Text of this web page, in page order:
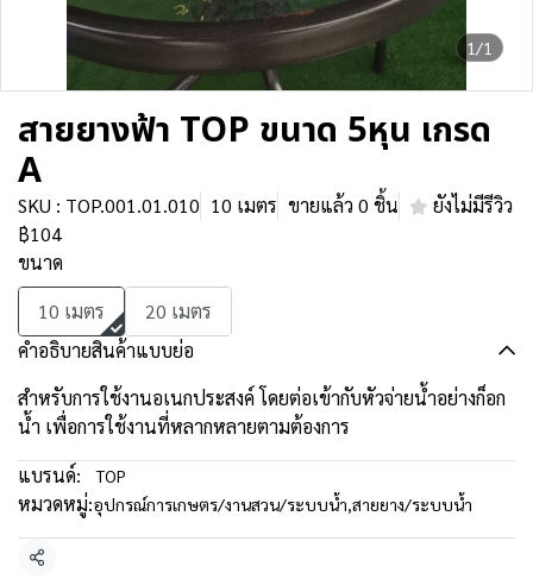
1/1
สายยางฟ้า TOP ขนาด 5หุน เกรด
A
SKU : TOP.001.01.010 10 เมตร ขายแล้ว 0 ชิ้น
ยังไม่มีรีวิว
฿104
ขนาด
10 เมตร
20 เมตร
คำอธิบายสินค้าแบบย่อ
สำหรับการใช้งานอเนกประสงค์ โดยต่อเข้ากับหัวจ่ายน้ำอย่างก็อก
น้ำ เพื่อการใช้งานที่หลากหลายตามต้องการ
แบรนด์:
TOP
หมวดหมู่:อุปกรณ์การเกษตร/งานสวน/ระบบน้ำ,สายยาง/ระบบน้ำ
แชร์